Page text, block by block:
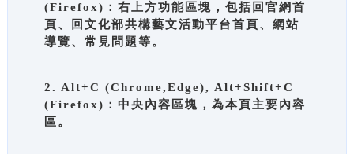
(Firefox)：右上方功能區塊，包括回官網首
頁、回文化部共構藝文活動平台首頁、網站
導覽、常見問題等。
2. Alt+C (Chrome,Edge), Alt+Shift+C
(Firefox)：中央內容區塊，為本頁主要內容
區。